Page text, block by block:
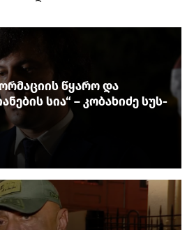
წყარო და
სია“ – კობახიძე სუს-